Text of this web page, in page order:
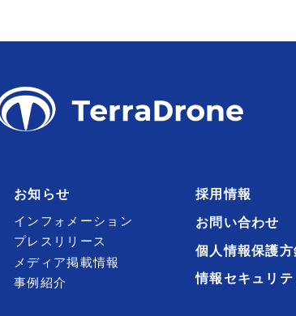
お知らせ
インフォメーション
プレスリリース
メディア掲載情報
事例紹介
採用情報
お問い合わせ
個人情報保護方
情報セキュリ